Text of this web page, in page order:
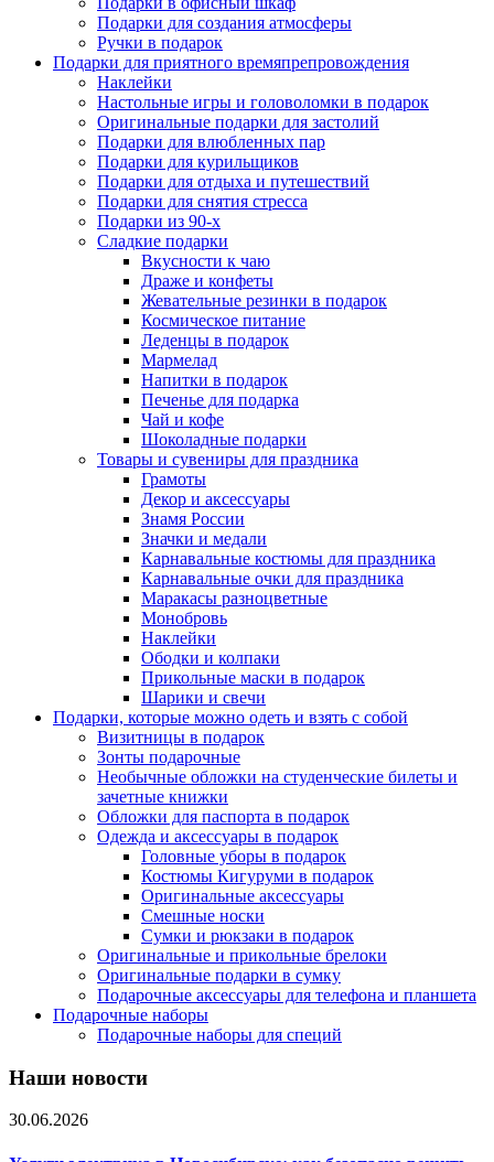
Подарки для создания атмосферы
Ручки в подарок
Подарки для приятного времяпрепровождения
Наклейки
Настольные игры и головоломки в подарок
Оригинальные подарки для застолий
Подарки для влюбленных пар
Подарки для курильщиков
Подарки для отдыха и путешествий
Подарки для снятия стресса
Подарки из 90-х
Сладкие подарки
Вкусности к чаю
Драже и конфеты
Жевательные резинки в подарок
Космическое питание
Леденцы в подарок
Мармелад
Напитки в подарок
Печенье для подарка
Чай и кофе
Шоколадные подарки
Товары и сувениры для праздника
Грамоты
Декор и аксессуары
Знамя России
Значки и медали
Карнавальные костюмы для праздника
Карнавальные очки для праздника
Маракасы разноцветные
Монобровь
Наклейки
Ободки и колпаки
Прикольные маски в подарок
Шарики и свечи
Подарки, которые можно одеть и взять с собой
Визитницы в подарок
Зонты подарочные
Необычные обложки на студенческие билеты и
зачетные книжки
Обложки для паспорта в подарок
Одежда и аксессуары в подарок
Головные уборы в подарок
Костюмы Кигуруми в подарок
Оригинальные аксессуары
Смешные носки
Сумки и рюкзаки в подарок
Оригинальные и прикольные брелоки
Оригинальные подарки в сумку
Подарочные аксессуары для телефона и планшета
Подарочные наборы
Подарочные наборы для специй
Наши новости
30.06.2026